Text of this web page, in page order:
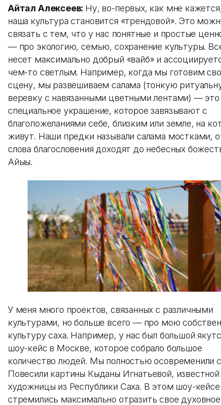
Айтал Алексеев: Ну, во-первых, как мне
наша культура становится «трендовой». Это
связать с тем, что у нас понятные и простые
— про экологию, семью, сохранение культуры.
несет максимально добрый «вайб» и
чем-то светлым. Например, когда мы готовим
сцену, мы развешиваем салама (тонкую
веревку с навязанными цветными лентами) — это
специальное украшение, которое завязывают с
благопожеланиями себе, близким или земле, на
живут. Наши предки называли салама мостками,
слова благословения доходят до небесных
Айыы.
У меня много проектов, связанных с различными
культурами, но больше всего — про мою
культуру саха. Например, у нас был большой
шоу-кейс в Москве, которое собрало большое
количество людей. Мы полностью осовременили
Повесили картины Кыданы Игнатьевой, известной
художницы из Республики Саха. В этом шоу-
стремились максимально отразить свое духовное